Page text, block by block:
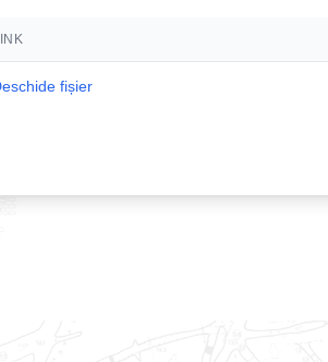
fișier